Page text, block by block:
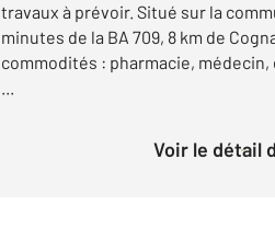
travaux à prévoir. Situé sur la
minutes de la BA 709, 8 km de
commodités : pharmacie,
...
Voir le détail